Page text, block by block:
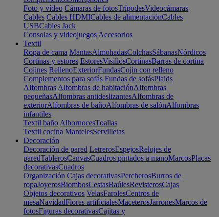
Foto y vídeo Cámaras de fotosTrípodesVideocámaras
Cables Cables HDMICables de alimentaciónCables
USBCables Jack
Consolas y videojuegos Accesorios
Textil
Ropa de cama MantasAlmohadasColchasSábanasNórdicos
Cortinas y estores EstoresVisillosCortinasBarras de cortina
Cojines RellenoExteriorFundasCojín con relleno
Complementos para sofás Fundas de sofásPlaids
Alfombras Alfombras de habitaciónAlfombras
pequeñasAlfombras antideslizantesAlfombras de
exteriorAlfombras de bañoAlfombras de salónAlfombras
infantiles
Textil baño AlbornocesToallas
Textil cocina MantelesServilletas
Decoración
Decoración de pared LetrerosEspejosRelojes de
paredTablerosCanvasCuadros pintados a manoMarcosPlacas
decorativasCuadros
Organización Cajas decorativasPercherosBurros de
ropaJoyerosBiombosCestasBaúlesRevisterosCajas
Objetos decorativos VelasFarolesCentros de
mesaNavidadFlores artificialesMaceterosJarronesMarcos de
fotosFiguras decorativasCajitas y